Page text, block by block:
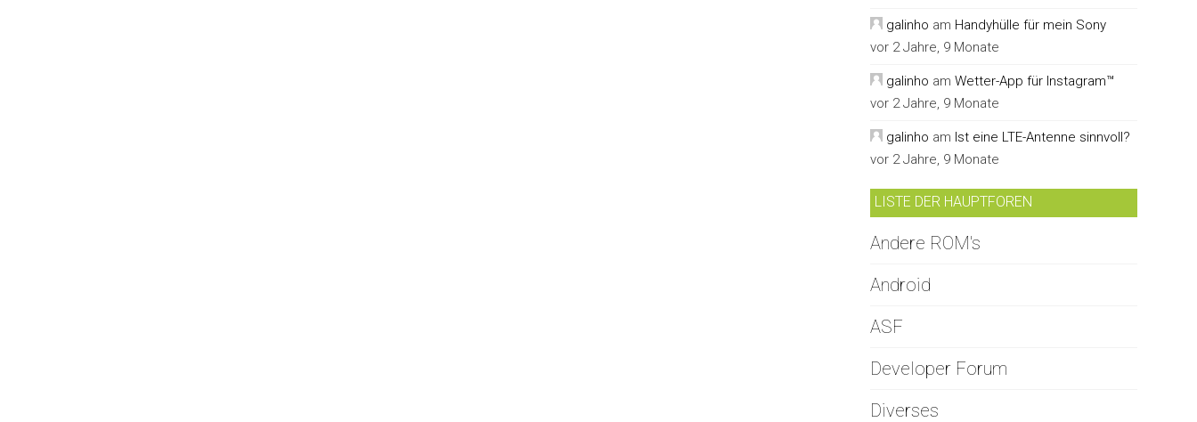
galinho am Handyhülle für mein Sony
vor 2 Jahre, 9 Monate
galinho am Wetter-App für Instagram™
vor 2 Jahre, 9 Monate
galinho am Ist eine LTE-Antenne sinnvoll?
vor 2 Jahre, 9 Monate
LISTE DER HAUPTFOREN
Andere ROM's
Android
ASF
Developer Forum
Diverses